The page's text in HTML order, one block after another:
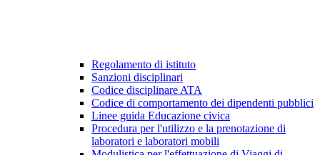
Regolamento di istituto
Sanzioni disciplinari
Codice disciplinare ATA
Codice di comportamento dei dipendenti pubblici
Linee guida Educazione civica
Procedura per l'utilizzo e la prenotazione di
laboratori e laboratori mobili